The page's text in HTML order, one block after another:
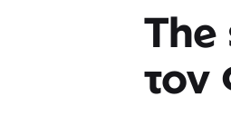
The
τον